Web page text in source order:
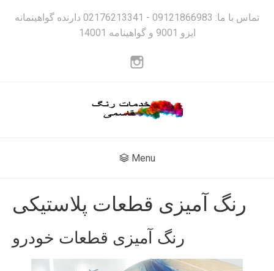
تماس با ما: 09121866983 - 02176213341 دارنده گواهینمانه
ایزو 9001 و گواهینامه 14001
Menu
رنگ آمیزی قطعات پلاستیکی
رنگ آمیزی قطعات خودرو